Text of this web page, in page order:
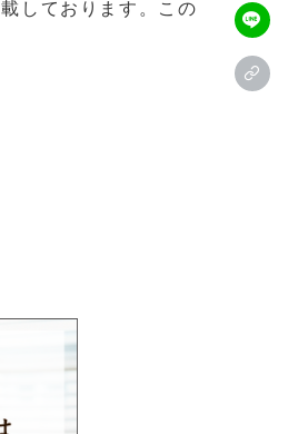
しております。この